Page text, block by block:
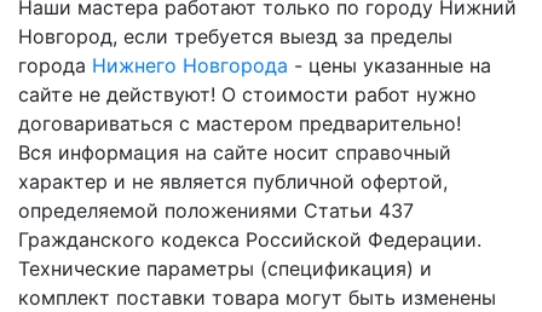
Наши мастера работают только по городу Нижний
Новгород, если требуется выезд за пределы
города Нижнего Новгорода - цены указанные на
сайте не действуют! О стоимости работ нужно
договариваться с мастером предварительно!
Вся информация на сайте носит справочный
характер и не является публичной офертой,
определяемой положениями Статьи 437
Гражданского кодекса Российской Федерации.
Технические параметры (спецификация) и
комплект поставки товара могут быть изменены